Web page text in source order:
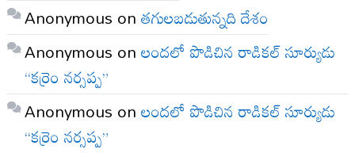
Anonymous onతగులబడుతున్నది దేశం
Anonymous onలందలో పొడిచిన రాడికల్ సూర్యుడు
“కర్రెం నర్సప్ప”
Anonymous onలందలో పొడిచిన రాడికల్ సూర్యుడు
“కర్రెం నర్సప్ప”